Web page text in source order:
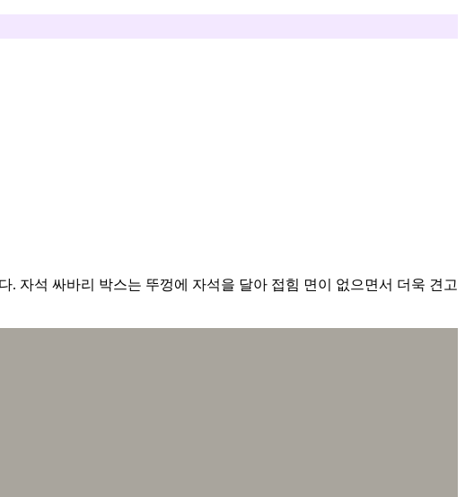
자석 싸바리 박스는 뚜껑에 자석을 달아 접힘 면이 없으면서 더욱 견고